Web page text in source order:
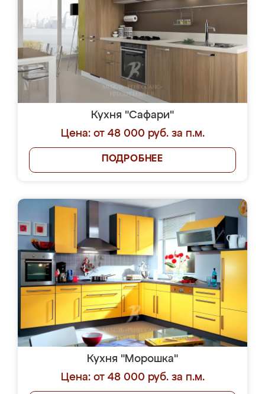
Кухня "Сафари"
Цена: от 48 000 руб. за п.м.
ПОДРОБНЕЕ
Кухня "Морошка"
Цена: от 48 000 руб. за п.м.